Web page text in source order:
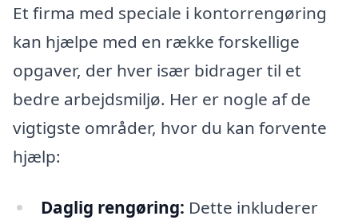
Et firma med speciale i kontorrengøring
kan hjælpe med en række forskellige
opgaver, der hver især bidrager til et
bedre arbejdsmiljø. Her er nogle af de
vigtigste områder, hvor du kan forvente
hjælp:
Daglig rengøring: Dette inkluderer